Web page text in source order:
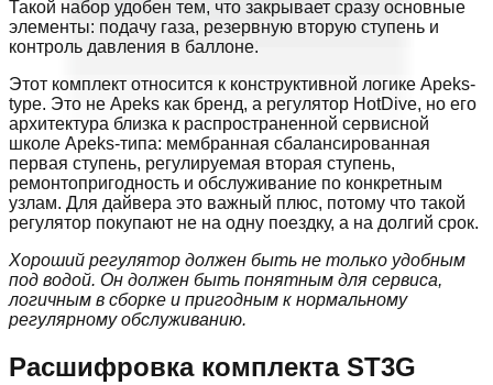
Такой набор удобен тем, что закрывает сразу основные
элементы: подачу газа, резервную вторую ступень и
контроль давления в баллоне.
Этот комплект относится к конструктивной логике Apeks-
type. Это не Apeks как бренд, а регулятор HotDive, но его
архитектура близка к распространенной сервисной
школе Apeks-типа: мембранная сбалансированная
первая ступень, регулируемая вторая ступень,
ремонтопригодность и обслуживание по конкретным
узлам. Для дайвера это важный плюс, потому что такой
регулятор покупают не на одну поездку, а на долгий срок.
Хороший регулятор должен быть не только удобным
под водой. Он должен быть понятным для сервиса,
логичным в сборке и пригодным к нормальному
регулярному обслуживанию.
Расшифровка комплекта ST3G